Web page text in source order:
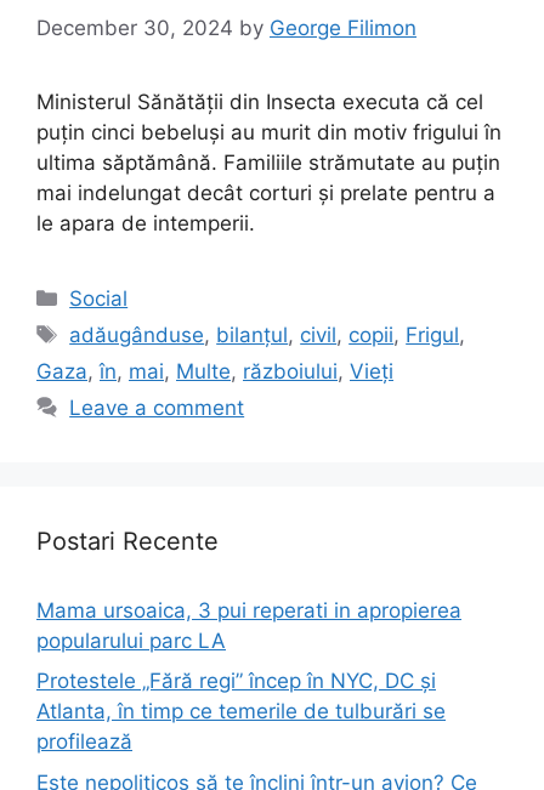
December 30, 2024 by George Filimon
Ministerul Sănătății din Insecta executa că cel
puțin cinci bebeluși au murit din motiv frigului în
ultima săptămână. Familiile strămutate au puțin
mai indelungat decât corturi și prelate pentru a
le apara de intemperii.
Categories
Social
Tags
adăugânduse, bilanțul, civil, copii, Frigul,
Gaza,în, mai, Multe, războiului, Vieți
Leave a comment
Postari Recente
Mama ursoaica, 3 pui reperati in apropierea
popularului parc LA
Protestele „Fără regi” încep în NYC, DC și
Atlanta, în timp ce temerile de tulburări se
profilează
Este nepoliticos să te înclini într-un avion? Ce